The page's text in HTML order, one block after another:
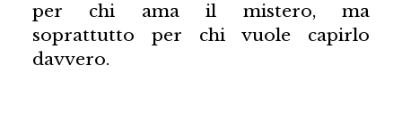
per chi ama il mistero, ma
soprattutto per chi vuole capirlo
davvero.